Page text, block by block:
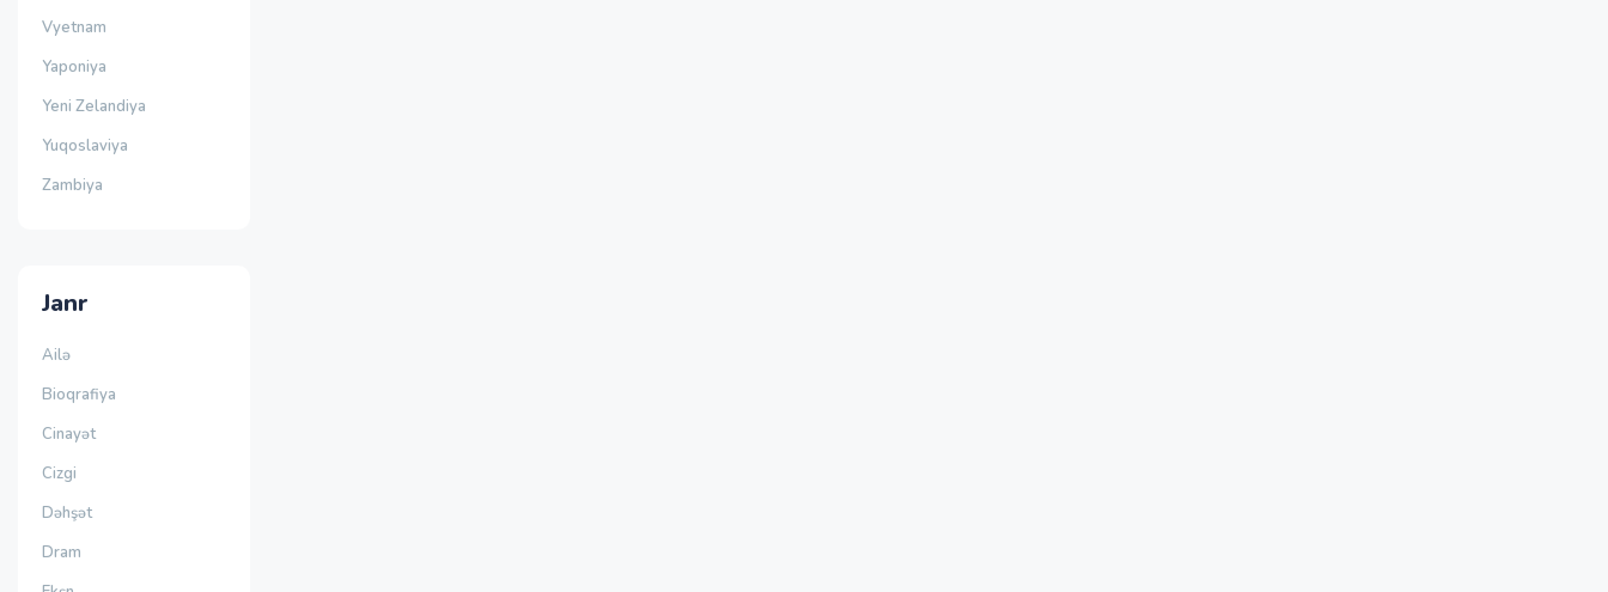
Vyetnam
Yaponiya
Yeni Zelandiya
Yuqoslaviya
Zambiya
Janr
Ailə
Bioqrafiya
Cinayət
Cizgi
Dəhşət
Dram